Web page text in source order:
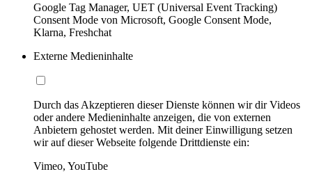
Google Tag Manager, UET (Universal Event Tracking)
Consent Mode von Microsoft, Google Consent Mode,
Klarna, Freshchat
Externe Medieninhalte
Durch das Akzeptieren dieser Dienste können wir dir Videos
oder andere Medieninhalte anzeigen, die von externen
Anbietern gehostet werden. Mit deiner Einwilligung setzen
wir auf dieser Webseite folgende Drittdienste ein:
Vimeo, YouTube